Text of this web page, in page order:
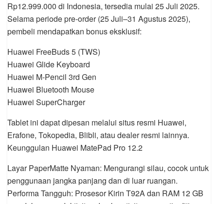
Rp12.999.000 di Indonesia, tersedia mulai 25 Juli 2025.
Selama periode pre-order (25 Juli–31 Agustus 2025),
pembeli mendapatkan bonus eksklusif:
Huawei FreeBuds 5 (TWS)
Huawei Glide Keyboard
Huawei M-Pencil 3rd Gen
Huawei Bluetooth Mouse
Huawei SuperCharger
Tablet ini dapat dipesan melalui situs resmi Huawei,
Erafone, Tokopedia, Blibli, atau dealer resmi lainnya.
Keunggulan Huawei MatePad Pro 12.2
Layar PaperMatte Nyaman: Mengurangi silau, cocok untuk
penggunaan jangka panjang dan di luar ruangan.
Performa Tangguh: Prosesor Kirin T92A dan RAM 12 GB